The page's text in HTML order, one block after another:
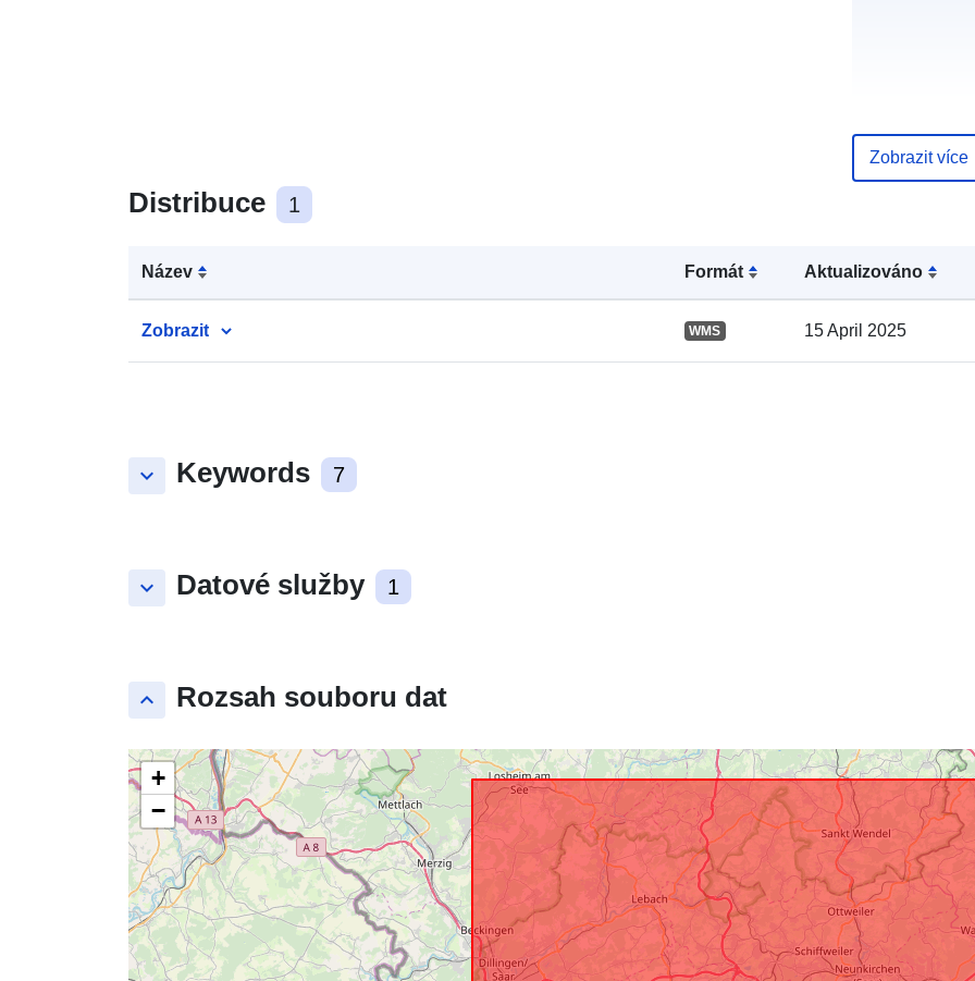
Distribuce 1
Název Formát Aktualizováno
Zobrazit WMS 15 April 2025
keyboard_arrow_down Keywords 7
keyboard_arrow_down Datové služby 1
keyboard_arrow_up Rozsah souboru dat
+
−
Katalogový
záznam:
Místní:
Zobrazit více